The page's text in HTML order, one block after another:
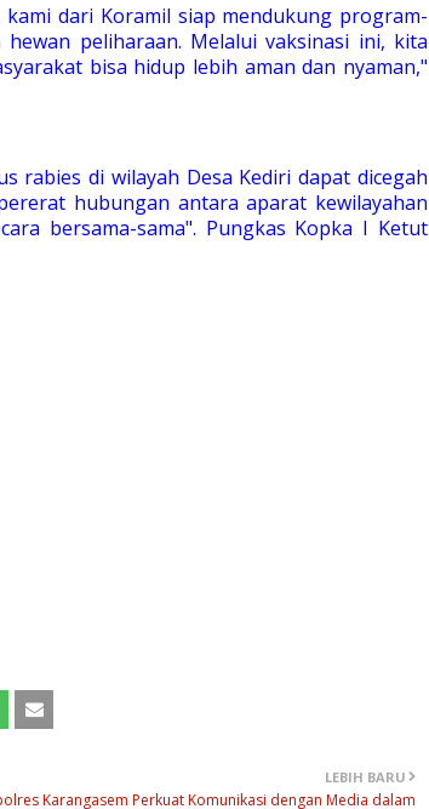
dari Koramil siap mendukung program-
peliharaan. Melalui vaksinasi ini, kita
bisa hidup lebih aman dan nyaman,"
rabies di wilayah Desa Kediri dapat dicegah
hubungan antara aparat kewilayahan
bersama-sama". Pungkas Kopka I Ketut
LEBIH BARU
Karangasem Perkuat Komunikasi dengan Media dalam